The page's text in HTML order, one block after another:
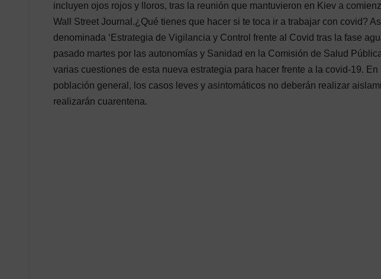
incluyen ojos rojos y lloros, tras la reunión que mantuvieron en Kiev a
Wall Street Journal.¿Qué tienes que hacer si te toca ir a trabajar con covid?
denominada ‘Estrategia de Vigilancia y Control frente al Covid tras la fase
pasado martes por las autonomías y Sanidad en la Comisión de Salud
varias cuestiones de esta nueva estrategia para hacer frente a la covid-19.
población general, los casos leves y asintomáticos no deberán realizar
realizarán cuarentena.